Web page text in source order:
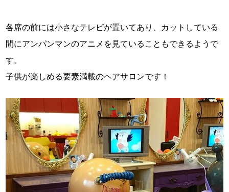
各席の前には小さなテレビが置いてあり、カットしている
間にアンパンマンのアニメを見ていることもできるようで
す。
子供が楽しめる要素満載のヘアサロンです！